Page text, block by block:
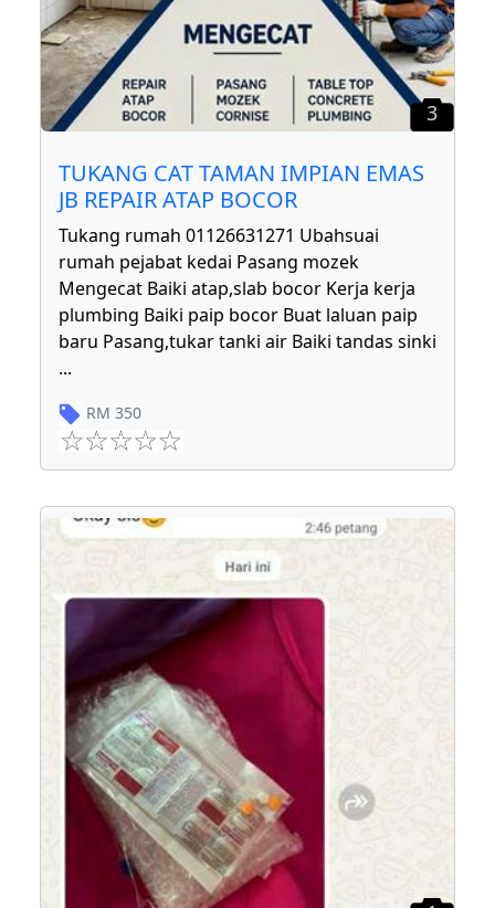
3
TUKANG CAT TAMAN IMPIAN EMAS
JB REPAIR ATAP BOCOR
Tukang rumah 01126631271 Ubahsuai
rumah pejabat kedai Pasang mozek
Mengecat Baiki atap,slab bocor Kerja kerja
plumbing Baiki paip bocor Buat laluan paip
baru Pasang,tukar tanki air Baiki tandas sinki
...
RM 350